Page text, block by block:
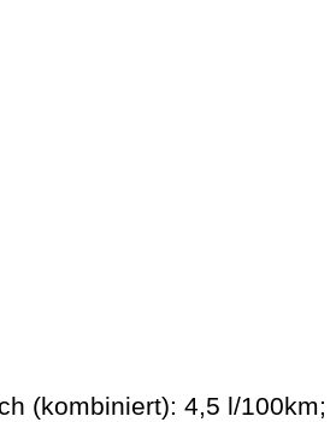
(kombiniert): 4,5 l/100km;